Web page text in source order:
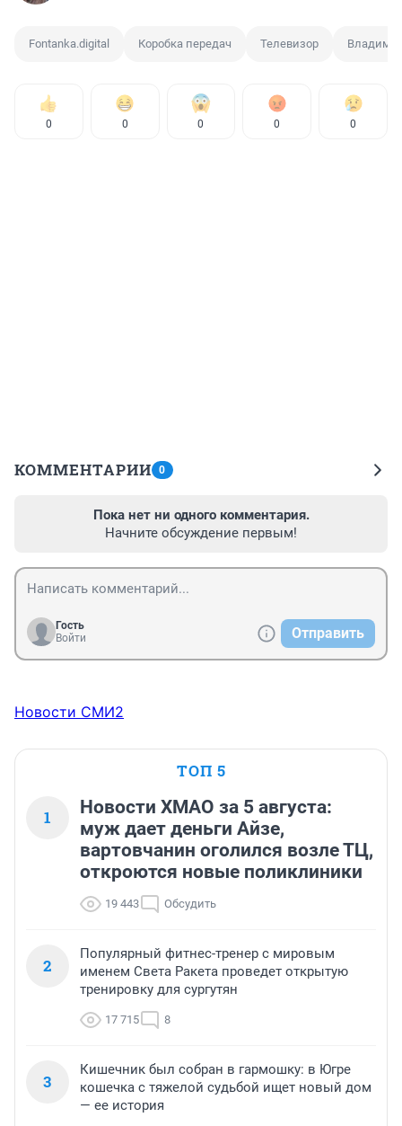
Fontanka.digital Коробка передач Телевизор
0 0 0 0 0
КОММЕНТАРИИ 0
Пока нет ни одного комментария.
Начните обсуждение первым!
Гость
Войти
Отправить
Новости СМИ2
ТОП 5
1
Новости ХМАО за 5 августа:
муж дает деньги Айзе,
вартовчанин оголился возле ТЦ,
откроются новые поликлиники
19 443 Обсудить
2
Популярный фитнес-тренер с мировым
именем Света Ракета проведет открытую
тренировку для сургутян
17 715 8
3
Кишечник был собран в гармошку: в Югре
кошечка с тяжелой судьбой ищет новый дом
— ее история